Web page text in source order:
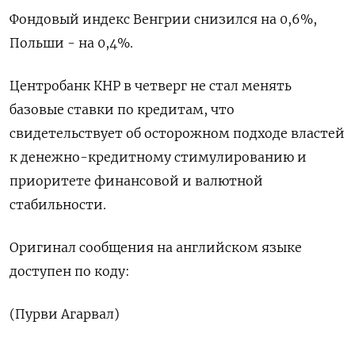
Фондовый индекс Венгрии снизился на 0,6%,
Польши - на 0,4%.
Центробанк КНР в четверг не стал менять
базовые ставки по кредитам, что
свидетельствует об осторожном подходе властей
к денежно-кредитному стимулированию и
приоритете финансовой и валютной
стабильности.
Оригинал сообщения на английском языке
доступен по коду:
(Пурви Агарвал)